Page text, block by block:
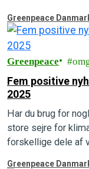
Greenpeace
Greenpeace
Fem positive
2025
Har du brug for
store sejre for
forskellige dele af
Greenpeace